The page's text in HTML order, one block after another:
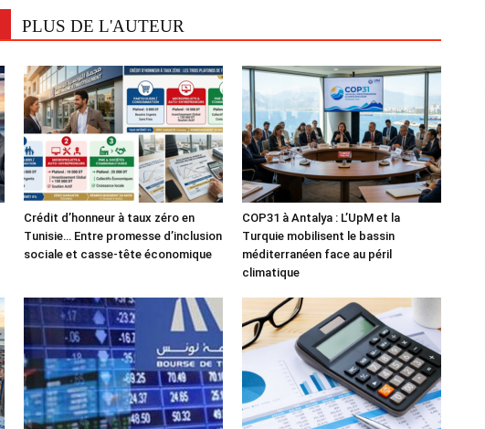
PLUS DE L'AUTEUR
Crédit d’honneur à taux zéro en
Tunisie… Entre promesse d’inclusion
sociale et casse-tête économique
COP31 à Antalya : L’UpM et la
Turquie mobilisent le bassin
méditerranéen face au péril
climatique